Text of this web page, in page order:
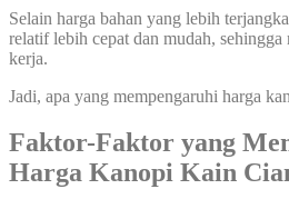
Selain harga bahan yang lebih
relatif lebih cepat dan mudah, sehingga
kerja.
Jadi, apa yang mempengaruhi harga
Faktor-Faktor yang
Harga Kanopi Kain